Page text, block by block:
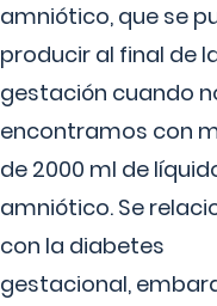
amniótico, que se
producir al final de
gestación cuando
encontramos con
de 2000 ml de
amniótico. Se
con la diabetes
gestacional,